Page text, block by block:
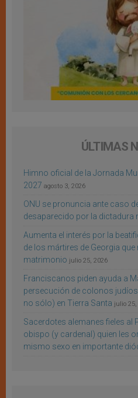
ÚLTIMAS
Himno oficial de la Jornada
2027 agosto 3, 2026
ONU se pronuncia ante caso
desaparecido por la dictadura
Aumenta el interés por la
de los mártires de Georgia
matrimonio julio 25, 2026
Franciscanos piden ayuda a
persecución de colonos
no sólo) en Tierra Santa julio 25,
Sacerdotes alemanes fieles al
obispo (y cardenal) quien les
mismo sexo en importante